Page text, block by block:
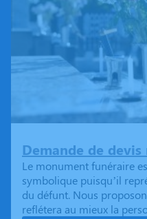
Demande de
Le monument funéraire
symbolique puisqu’il
du défunt. Nous
reflétera au mieux la